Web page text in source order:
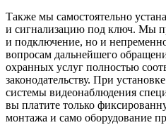
Также мы самостоятельно
и сигнализацию под ключ. Мы
и подключение, но и
вопросам дальнейшего
охранных услуг полностью
законодательству. При
системы видеонаблюдения
вы платите только
монтажа и само оборудование